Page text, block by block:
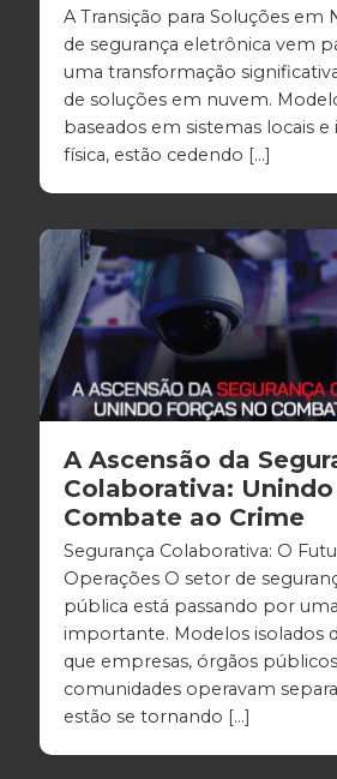
A Transição para Soluções em
de segurança eletrônica vem
uma transformação
de soluções em nuvem.
baseados em sistemas locais e
física, estão cedendo […]
A Ascensão da
Colaborativa:
Combate ao Crime
Segurança Colaborativa: O
Operações O setor de
pública está passando por
importante. Modelos isolados
que empresas, órgãos
comunidades operavam
estão se tornando […]